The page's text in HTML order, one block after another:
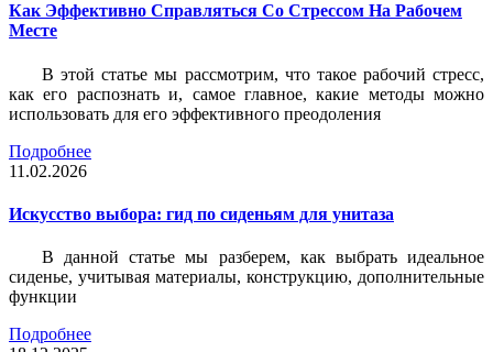
Как Эффективно Справляться Со Стрессом На Рабочем
Месте
В этой статье мы рассмотрим, что такое рабочий стресс,
как его распознать и, самое главное, какие методы можно
использовать для его эффективного преодоления
Подробнее
11.02.2026
Искусство выбора: гид по сиденьям для унитаза
В данной статье мы разберем, как выбрать идеальное
сиденье, учитывая материалы, конструкцию, дополнительные
функции
Подробнее